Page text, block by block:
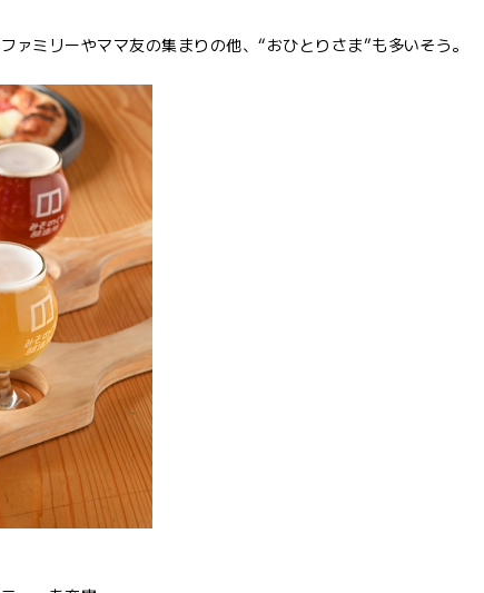
ミリーやママ友の集まりの他、“おひとりさま”も多いそう。